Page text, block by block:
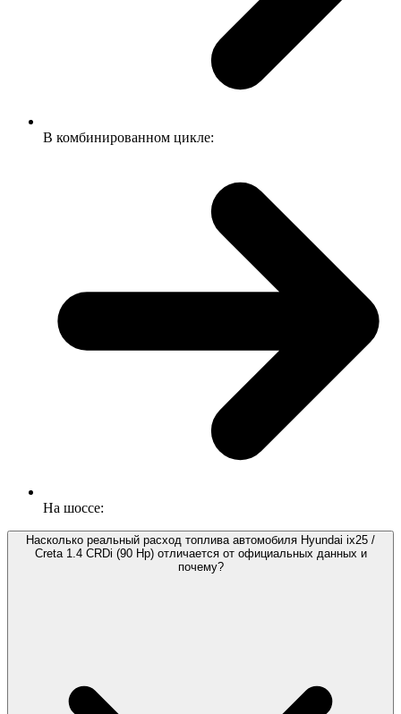
В комбинированном цикле:
На шоссе:
Насколько реальный расход топлива автомобиля Hyundai ix25 /
Creta 1.4 CRDi (90 Hp) отличается от официальных данных и
почему?